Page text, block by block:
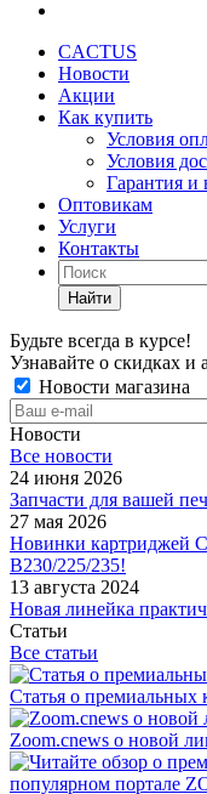
CACTUS
Новости
Акции
Как купить
Условия
Условия
Гарантия и
Оптовикам
Услуги
Контакты
Найти
Будьте всегда в курсе!
Узнавайте о скидках и
Новости магазина
Новости
Все новости
24 июня 2026
Запчасти для вашей
27 мая 2026
Новинки картриджей
B230/225/235!
13 августа 2024
Новая линейка
Статьи
Все статьи
Статья о премиальных
Zoom.cnews о новой